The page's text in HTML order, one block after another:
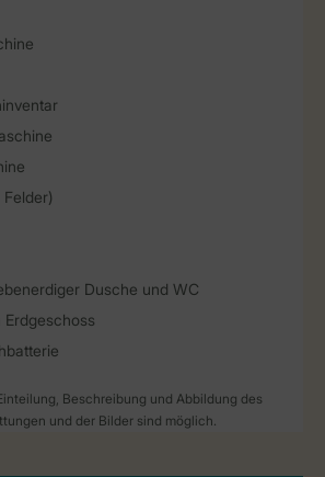
Dusche und WC
Erdgeschoss
Beschreibung und Abbildung des
und der Bilder sind möglich.